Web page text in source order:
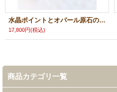
水晶ポイントとオパール原石のネックレス
17,800円(税込)
商品カテゴリ一覧